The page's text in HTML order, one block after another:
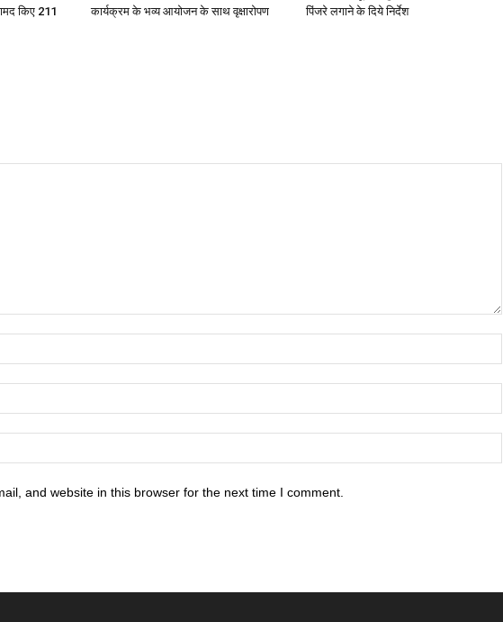
किए 211
कार्यक्रम के भव्य आयोजन के साथ वृक्षारोपण
पिंजरे लगाने के दिये निर्देश
and website in this browser for the next time I comment.